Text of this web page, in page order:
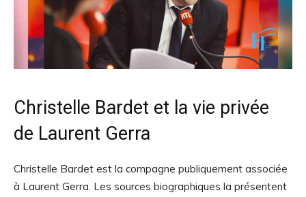
Christelle Bardet et la vie privée
de Laurent Gerra
Christelle Bardet est la compagne publiquement associée
à Laurent Gerra. Les sources biographiques la présentent